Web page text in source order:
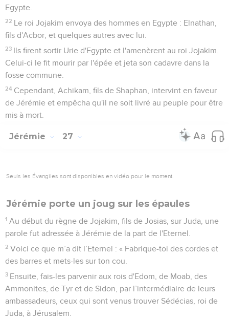
Egypte.
22 Le roi Jojakim envoya des hommes en Egypte : Elnathan,
fils d'Acbor, et quelques autres avec lui.
23 Ils firent sortir Urie d'Egypte et l'amenèrent au roi Jojakim.
Celui-ci le fit mourir par l'épée et jeta son cadavre dans la
fosse commune.
24 Cependant, Achikam, fils de Shaphan, intervint en faveur
de Jérémie et empêcha qu'il ne soit livré au peuple pour être
mis à mort.
Jérémie 27
Seuls les Évangiles sont disponibles en vidéo pour le moment.
Jérémie porte un joug sur les épaules
1 Au début du règne de Jojakim, fils de Josias, sur Juda, une
parole fut adressée à Jérémie de la part de l'Eternel.
2 Voici ce que m’a dit l’Eternel : « Fabrique-toi des cordes et
des barres et mets-les sur ton cou.
3 Ensuite, fais-les parvenir aux rois d'Edom, de Moab, des
Ammonites, de Tyr et de Sidon, par l’intermédiaire de leurs
ambassadeurs, ceux qui sont venus trouver Sédécias, roi de
Juda, à Jérusalem.